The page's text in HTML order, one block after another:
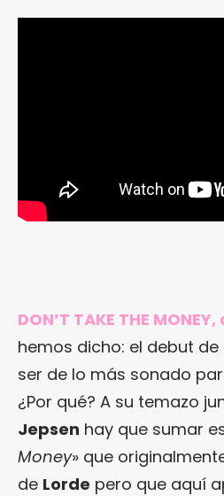
DON’T TAKE THE
hemos dicho: el debut de
ser de lo más sonado
¿Por qué? A su temazo
Jepsen hay que sumar
Money» que
de Lorde pero que aquí